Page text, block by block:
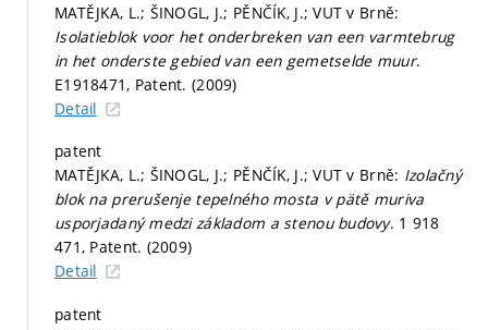
MATĚJKA, L.; ŠINOGL, J.; PĚNČÍK, J.; VUT v Brně:
Isolatieblok voor het onderbreken van een varmtebrug
in het onderste gebied van een gemetselde muur.
E1918471, Patent. (2009)
Detail
patent
MATĚJKA, L.; ŠINOGL, J.; PĚNČÍK, J.; VUT v Brně: Izolačný
blok na prerušenje tepelného mosta v pätě muriva
usporjadaný medzi základom a stenou budovy. 1 918
471, Patent. (2009)
Detail
patent